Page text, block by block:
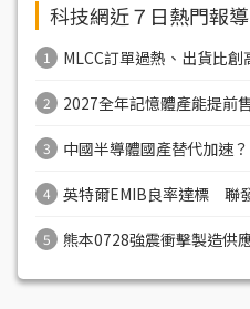
科技網近７日熱門報導
1
2
3
4
5